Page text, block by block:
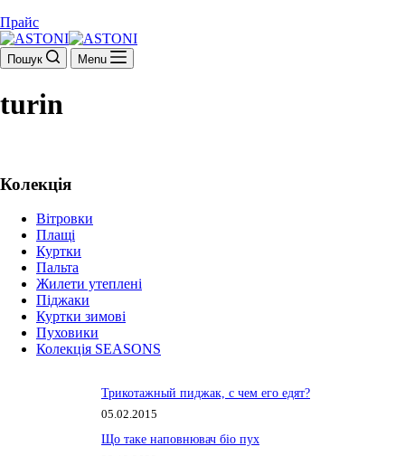
Прайс
Пошук Menu
turin
Колекція
Вітровки
Плащі
Куртки
Пальта
Жилети утеплені
Піджаки
Куртки зимові
Пуховики
Колекція SEASONS
Трикотажный пиджак, с чем его едят?
05.02.2015
Що таке наповнювач біо пух